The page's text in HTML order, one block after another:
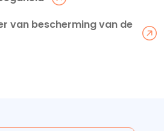
van bescherming van de